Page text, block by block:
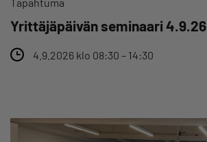
Yrittäjäpäivän seminaari 4.9.26
4.9.2026 klo 08:30 – 14:30